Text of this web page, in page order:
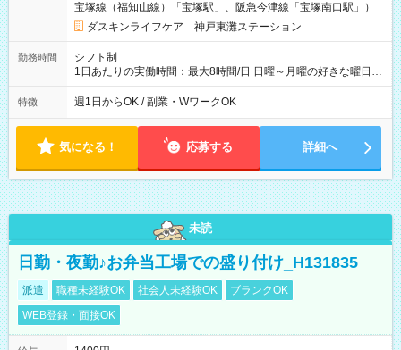
宝塚線（福知山線）「宝塚駅」、阪急今津線「宝塚南口駅」）
ダスキンライフケア 神戸東灘ステーション
勤務時間
シフト制
1日あたりの実働時間：最大8時間/日 日曜～月曜の好きな曜日に
週1日～勤務OK！ ・9:00～18:00のうち、1日2時間～
特徴 週1日からOK / 副業・WワークOK
気になる！ 応募する 詳細へ
未読
日勤・夜勤♪お弁当工場での盛り付け_H131835
派遣 職種未経験OK 社会人未経験OK
ブランクOK
WEB登録・面接OK